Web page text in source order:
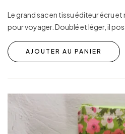
Le grand sac en tissu éditeur écru
pour voyager. Doublé et léger, il
AJOUTER AU PANIER